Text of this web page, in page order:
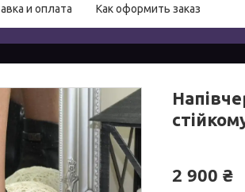
и оплата Как оформить заказ
2 900 ₴